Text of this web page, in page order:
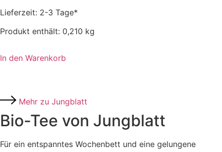
Lieferzeit: 2-3 Tage*
Produkt enthält: 0,210 kg
In den Warenkorb
Mehr zu Jungblatt
Bio-Tee von Jungblatt
Für ein entspanntes Wochenbett und eine gelungene